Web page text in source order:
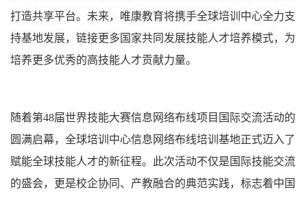
打造共享平台。未来，唯康教育将携手全球培训中心全力支
持基地发展，链接更多国家共同发展技能人才培养模式，为
培养更多优秀的高技能人才贡献力量。
随着第48届世界技能大赛信息网络布线项目国际交流活动的
圆满启幕，全球培训中心信息网络布线培训基地正式迈入了
赋能全球技能人才的新征程。此次活动不仅是国际技能交流
的盛会，更是校企协同、产教融合的典范实践，标志着中国